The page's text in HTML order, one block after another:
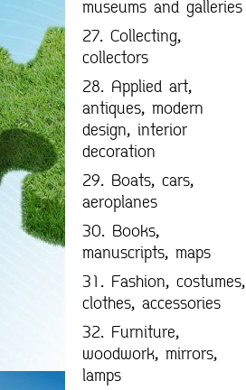
museums and galleries
27. Collecting,
collectors
28. Applied art,
antiques, modern
design, interior
decoration
29. Boats, cars,
aeroplanes
30. Books,
manuscripts, maps
31. Fashion, costumes,
clothes, accessories
32. Furniture,
woodwork, mirrors,
lamps